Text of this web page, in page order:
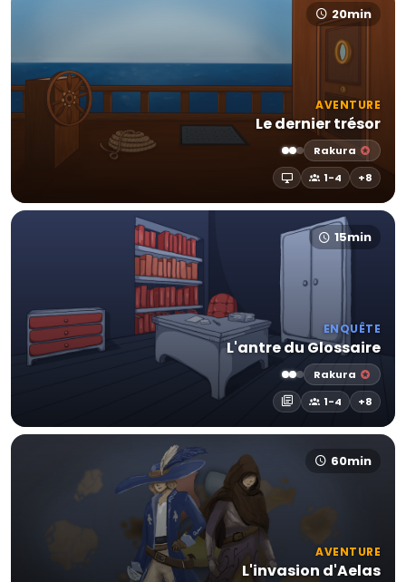
20min
AVENTURE
Le dernier trésor
Rakura
1-4
+8
15min
ENQUÊTE
L'antre du Glossaire
Rakura
1-4
+8
60min
AVENTURE
L'invasion d'Aelas